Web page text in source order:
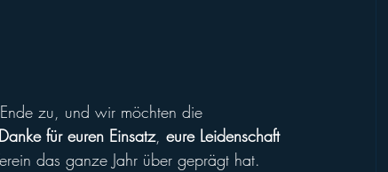
zu, und wir möchten die
Danke für euren Einsatz, eure Leidenschaft
das ganze Jahr über geprägt hat.